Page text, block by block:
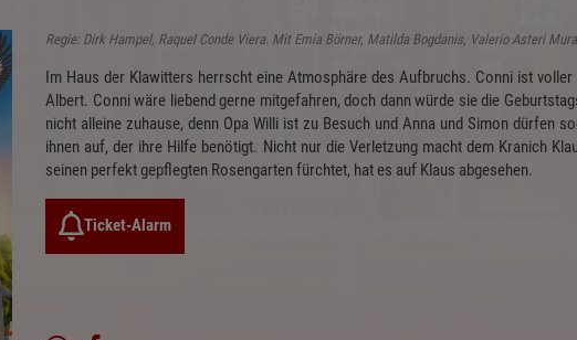
Regie: Dirk Hampel, Raquel Conde Viera. Mit Emia Börner, Matilda Bogdanis, Valerio Asteri
Im Haus der Klawitters herrscht eine Atmosphäre des Aufbruchs. Conni ist
Albert. Conni wäre liebend gerne mitgefahren, doch dann würde sie die
nicht alleine zuhause, denn Opa Willi ist zu Besuch und Anna und Simon dürfen
ihnen auf, der ihre Hilfe benötigt. Nicht nur die Verletzung macht dem Kranich
seinen perfekt gepflegten Rosengarten fürchtet, hat es auf Klaus abgesehen.
Ticket-Alarm